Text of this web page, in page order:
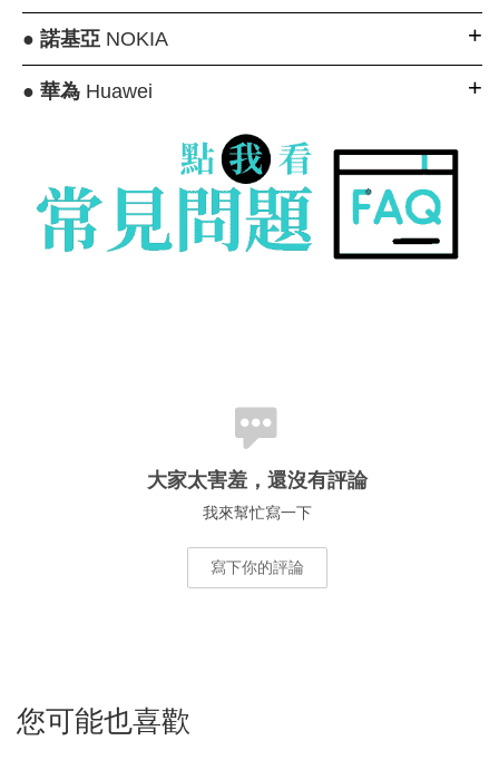
● 諾基亞NOKIA
● 華為Huawei
大家太害羞，還沒有評論
我來幫忙寫一下
寫下你的評論
您可能也喜歡